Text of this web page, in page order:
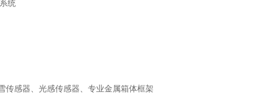
传感器、光感传感器、专业金属箱体框架